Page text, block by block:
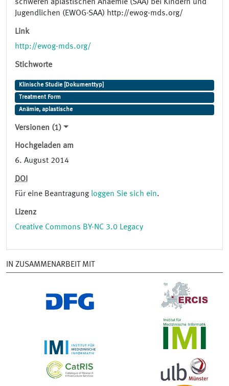
schweren aplastischen Anaemie (SAA) bei Kindern und
Jugendlichen (EWOG-SAA) http://ewog-mds.org/
Link
http://ewog-mds.org/
Stichworte
Klinische Studie [Dokumenttyp]
Treatment Form
Anämie, aplastische
Versionen (1)
Hochgeladen am
6. August 2014
DOI
Für eine Beantragung loggen Sie sich ein.
Lizenz
Creative Commons BY-NC 3.0 Legacy
IN ZUSAMMENARBEIT MIT